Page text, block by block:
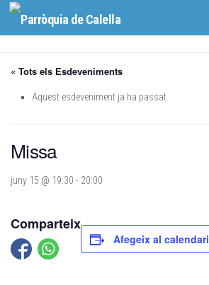
Skip to content
« Tots els Esdeveniments
Aquest esdeveniment ja ha passat.
Missa
juny 15 @ 19:30 - 20:00
Comparteix
Afegeix al calendari